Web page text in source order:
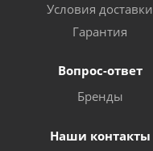
Условия доставки
Гарантия
Вопрос-ответ
Бренды
Наши контакты